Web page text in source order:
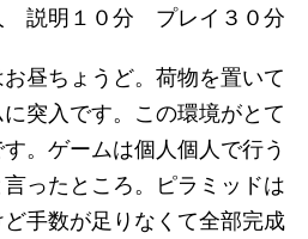
説明１０分 プレイ３０分
昼ちょうど。荷物を置いて
突入です。この環境がとて
。ゲームは個人個人で行う
ったところ。ピラミッドは
手数が足りなくて全部完成